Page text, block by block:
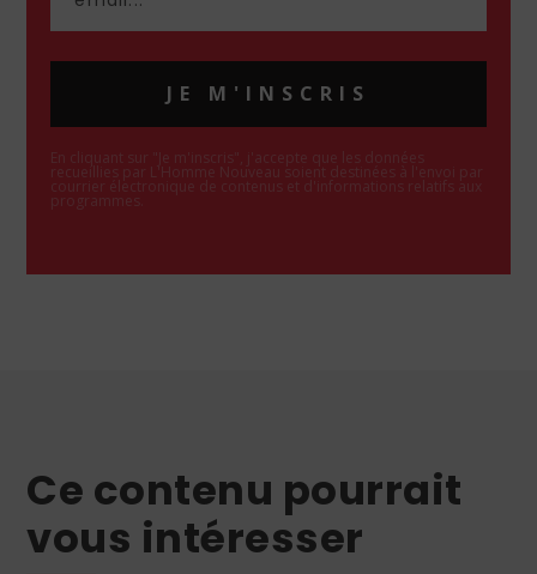
JE M'INSCRIS
En cliquant sur "Je m'inscris", j'accepte que les données
recueillies par L'Homme Nouveau soient destinées à l'envoi par
courrier électronique de contenus et d'informations relatifs aux
programmes.
Ce contenu pourrait
vous intéresser